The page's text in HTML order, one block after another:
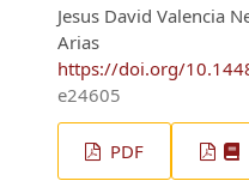
Jesus David Valencia
Arias
https://doi.org/
e24605
PDF